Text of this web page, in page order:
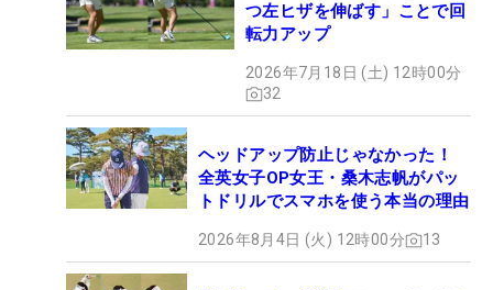
つ左ヒザを伸ばす」ことで回
転力アップ
2026年7月18日 (土) 12時00分
32
ヘッドアップ防止じゃなかった！
全英女子OP女王・桑木志帆がパッ
トドリルでスマホを使う本当の理由
2026年8月4日 (火) 12時00分 13